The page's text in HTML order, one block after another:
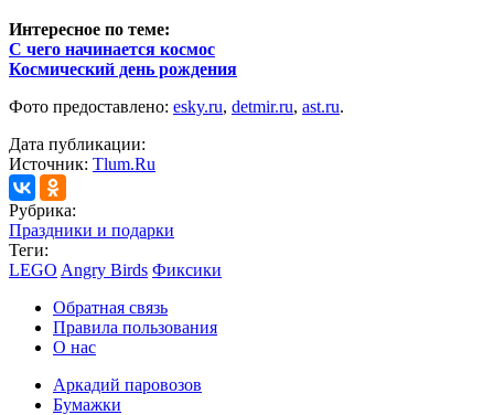
Интересное по теме:
С чего начинается космос
Космический день рождения
Фото предоставлено: esky.ru, detmir.ru, ast.ru.
Дата публикации:
Источник: Tlum.Ru
Рубрика:
Праздники и подарки
Теги:
LEGO Angry Birds Фиксики
Обратная связь
Правила пользования
О нас
Аркадий паровозов
Бумажки